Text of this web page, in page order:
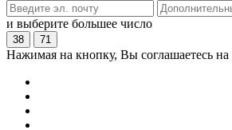
и выберите большее число
38 71
Нажимая на кнопку, Вы соглашаетесь